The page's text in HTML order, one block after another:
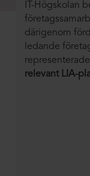
IT-Högskolan
därigenom
ledande
relevant LIA-